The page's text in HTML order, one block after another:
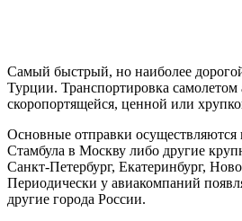
Самый быстрый, но наиболее
Турции. Транспортировка самолетом
скоропортящейся, ценной или
Основные отправки
Стамбула в Москву либо другие
Санкт-Петербург, Екатеринбург,
Периодически у авиакомпаний
другие города России.